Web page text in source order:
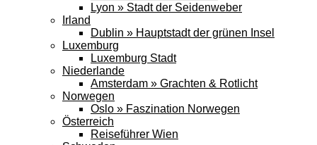
Lyon » Stadt der Seidenweber
Irland
Dublin » Hauptstadt der grünen Insel
Luxemburg
Luxemburg Stadt
Niederlande
Amsterdam » Grachten & Rotlicht
Norwegen
Oslo » Faszination Norwegen
Österreich
Reiseführer Wien